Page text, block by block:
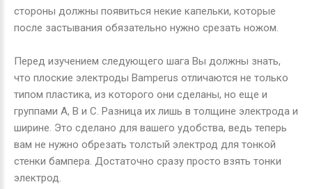
стороны должны появиться некие капельки, которые
после застывания обязательно нужно срезать ножом.
Перед изучением следующего шага Вы должны знать,
что плоские электроды Bamperus отличаются не только
типом пластика, из которого они сделаны, но еще и
группами A, B и C. Разница их лишь в толщине электрода и
ширине. Это сделано для вашего удобства, ведь теперь
вам не нужно обрезать толстый электрод для тонкой
стенки бампера. Достаточно сразу просто взять тонки
электрод.